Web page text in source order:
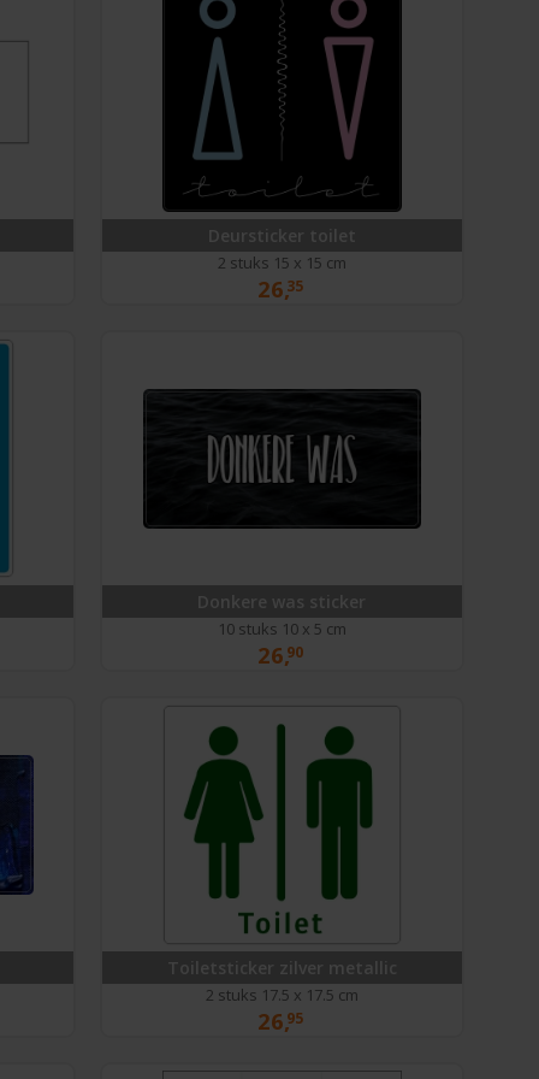
Deursticker toilet
2 stuks 15 x 15 cm
26,35
Donkere was sticker
10 stuks 10 x 5 cm
26,90
Toiletsticker zilver metallic
2 stuks 17.5 x 17.5 cm
26,95